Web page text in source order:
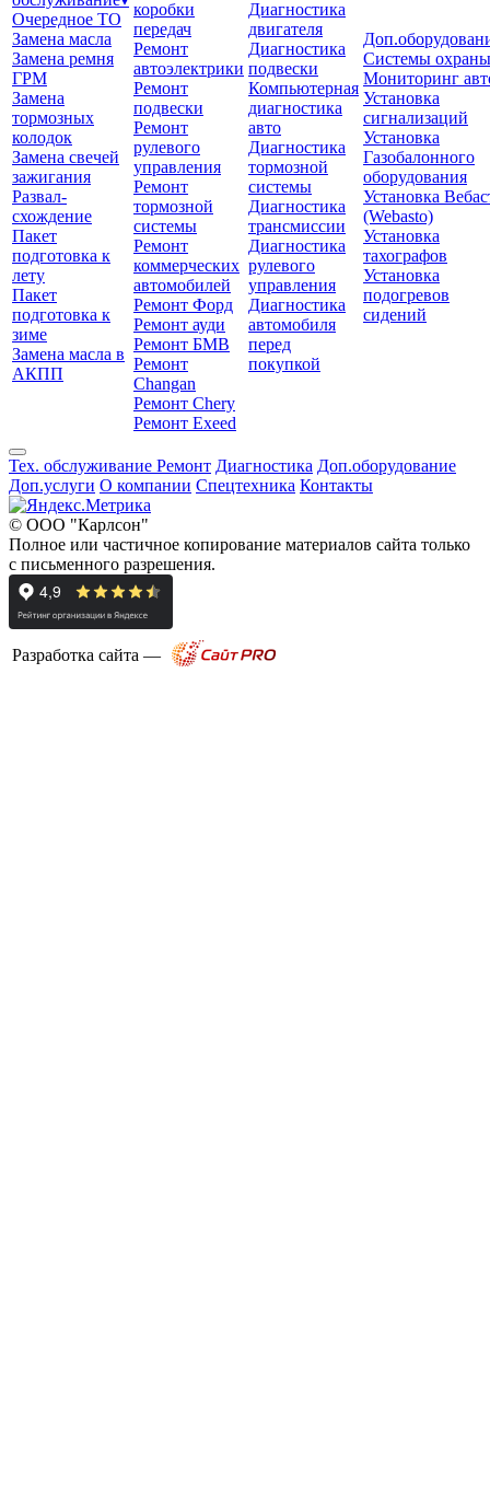
Очередное ТО
Замена масла
Замена ремня
ГРМ
Замена
тормозных
колодок
Замена свечей
зажигания
Развал-
схождение
Пакет
подготовка к
лету
Пакет
подготовка к
зиме
Замена масла в
АКПП
коробки
передач
Ремонт
автоэлектрики
Ремонт
подвески
Ремонт
рулевого
управления
Ремонт
тормозной
системы
Ремонт
коммерческих
автомобилей
Ремонт Форд
Ремонт ауди
Ремонт БМВ
Ремонт
Changan
Ремонт Chery
Ремонт Exeed
Диагностика
двигателя
Диагностика
подвески
Компьютерная
диагностика
авто
Диагностика
тормозной
системы
Диагностика
трансмиссии
Диагностика
рулевого
управления
Диагностика
автомобиля
перед
покупкой
Системы охраны
Мониторинг
Установка
сигнализаций
Установка
Газобалонного
оборудования
Установка
(Webasto)
Установка
тахографов
Установка
подогревов
сидений
Тех. обслуживание Ремонт Диагностика Доп.оборудование
Доп.услуги О компании Спецтехника Контакты
© ООО "Карлсон"
Полное или частичное копирование материалов сайта только
с письменного разрешения.
Разработка сайта —